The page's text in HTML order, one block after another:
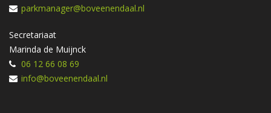
parkmanager@boveenendaal.nl
Secretariaat
Marinda de Muijnck
06 12 66 08 69
info@boveenendaal.nl